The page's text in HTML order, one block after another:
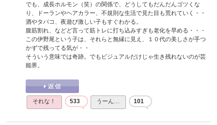
でも、成長ホルモン（笑）の関係で、どうしてもだんだんゴツくな
り、ドーランやヘアカラー、不規則な生活で見た目も荒れていく・・
酒やタバコ、夜遊び激しい子もすぐわかる。
腹筋割れ、などど言って筋トレに打ち込みすぎも老化を早める・・・
この伊野尾という子は、それらと無縁に見え、１０代の美しさが手つ
かずで残ってる気が・・
そういう意味では奇跡。でもビジュアルだけじゃ生き残れないのが芸
能界。
それな！ 533 うーん… 101